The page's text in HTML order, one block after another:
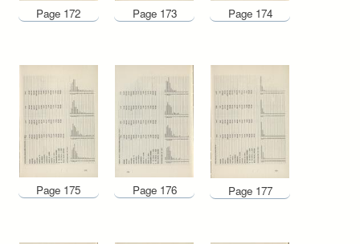
Page 172 Page 173 Page 174
Page 175 Page 176 Page 177